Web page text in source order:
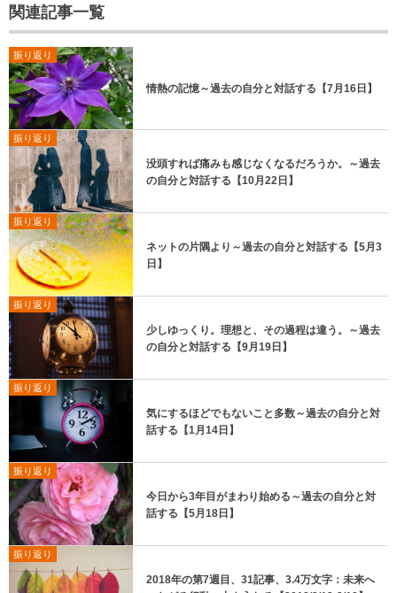
関連記事一覧
振り返り
情熱の記憶～過去の自分と対話する【7月16日】
振り返り
没頭すれば痛みも感じなくなるだろうか。～過去
の自分と対話する【10月22日】
振り返り
ネットの片隅より～過去の自分と対話する【5月3
日】
振り返り
少しゆっくり。理想と、その過程は違う。～過去
の自分と対話する【9月19日】
振り返り
気にするほどでもないこと多数～過去の自分と対
話する【1月14日】
振り返り
今日から3年目がまわり始める～過去の自分と対
話する【5月18日】
振り返り
2018年の第7週目、31記事、3.4万文字：未来へ